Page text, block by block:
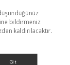
bildirmeniz
kaldırılacaktır.